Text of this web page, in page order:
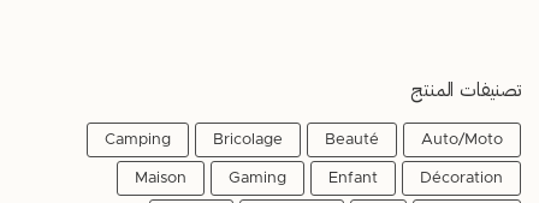
تصنيفات المنتج
Auto/Moto
Beauté
Bricolage
Camping
Décoration
Enfant
Gaming
Maison